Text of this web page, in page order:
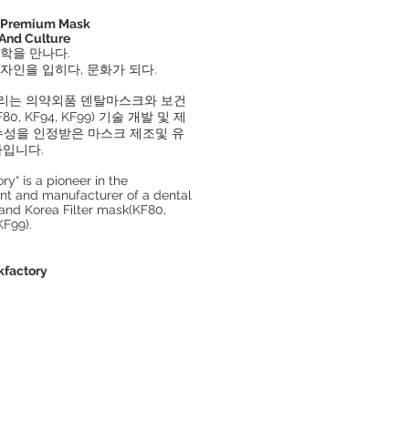
Mask
Culture
을 만나다.
인을 입히다, 문화가 되다.
는 의약외품 덴탈마스크와 보건
KF94, KF99) 기술 개발 및 제
을 인정받은 마스크 제조및 유
니다.
is a pioneer in the
and manufacturer of a dental
Korea Filter mask(KF80,